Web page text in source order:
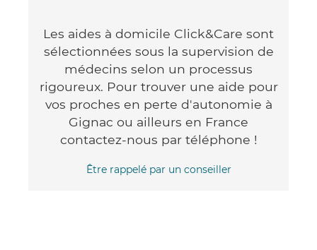
Les aides à domicile Click&Care sont
sélectionnées sous la supervision de
médecins selon un processus
rigoureux. Pour trouver une aide pour
vos proches en perte d'autonomie à
Gignac ou ailleurs en France
contactez-nous par téléphone !
Être rappelé par un conseiller